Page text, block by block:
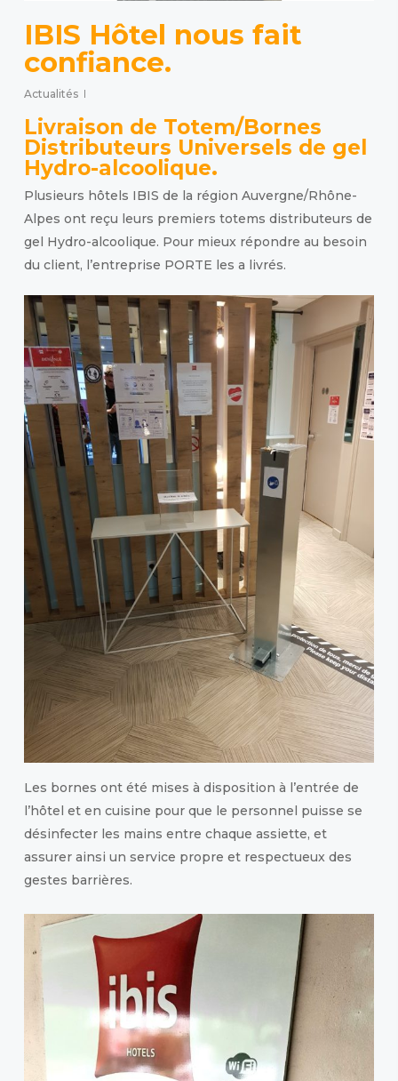
IBIS Hôtel nous fait
confiance.
Actualités
Livraison de Totem/Bornes
Distributeurs Universels de gel
Hydro-alcoolique.
Plusieurs hôtels IBIS de la région Auvergne/Rhône-
Alpes ont reçu leurs premiers totems distributeurs de
gel Hydro-alcoolique. Pour mieux répondre au besoin
du client, l’entreprise PORTE les a livrés.
Les bornes ont été mises à disposition à l’entrée de
l’hôtel et en cuisine pour que le personnel puisse se
désinfecter les mains entre chaque assiette, et
assurer ainsi un service propre et respectueux des
gestes barrières.